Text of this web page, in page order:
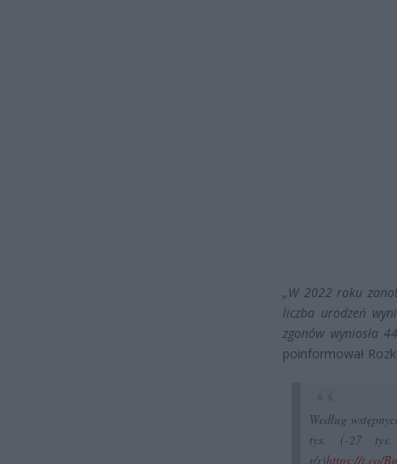
„W 2022 roku
liczba urodzeń
zgonów wyniosła
poinformował
Według
tys. (-27
r/r)https://t.co/